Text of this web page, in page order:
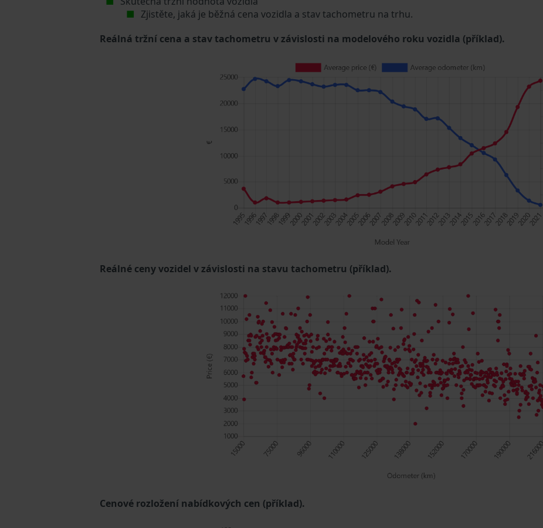
Zjistěte, jaká je běžná cena vozidla a stav tachometru na trhu.
Reálná tržní cena a stav tachometru v závislosti na modelového roku vozidla (příklad).
Reálné ceny vozidel v závislosti na stavu tachometru (příklad).
Cenové rozložení nabídkových cen (příklad).